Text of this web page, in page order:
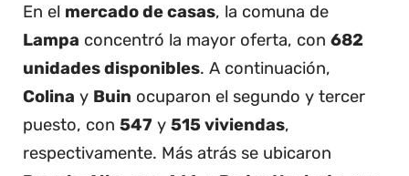
En el mercado de casas, la comuna de
Lampa concentró la mayor oferta, con 682
unidades disponibles. A continuación,
Colina y Buin ocuparon el segundo y tercer
puesto, con 547 y 515 viviendas,
respectivamente. Más atrás se ubicaron